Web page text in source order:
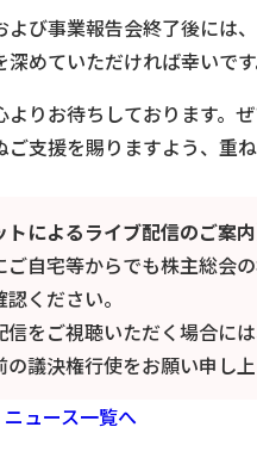
よび事業報告会終了後には
深めていただければ幸いで
よりお待ちしております。
ご支援を賜りますよう、重
トによるライブ配信のご案
ご自宅等からでも株主総会
ください。
信をご視聴いただく場合に
議決権行使をお願い申し
ニュース一覧へ